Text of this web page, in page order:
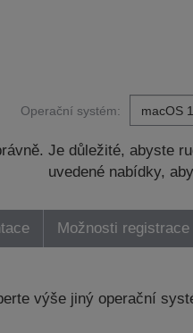
Operační systém:
Je důležité, abyste
uvedené nabídky,
Možnosti
výše jiný operační